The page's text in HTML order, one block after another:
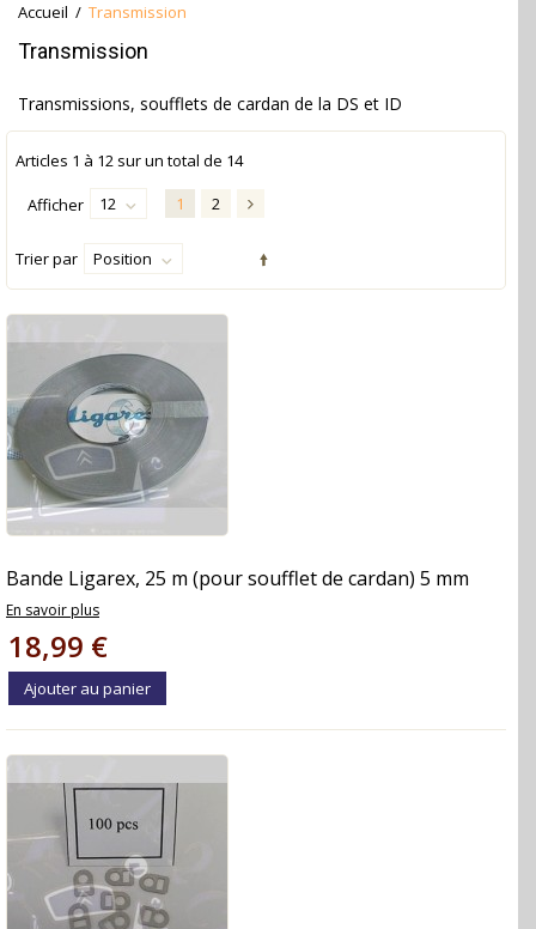
Accueil / Transmission
Transmission
Transmissions, soufflets de cardan de la DS et ID
Articles 1 à 12 sur un total de 14
1
2
Afficher 12
Trier par Position
Bande Ligarex, 25 m (pour soufflet de cardan) 5 mm
En savoir plus
18,99 €
Ajouter au panier